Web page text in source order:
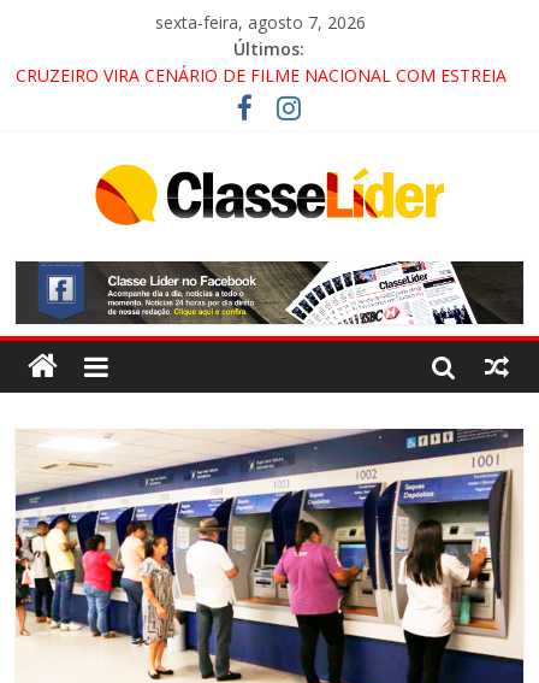
sexta-feira, agosto 7, 2026
Últimos:
CRUZEIRO VIRA CENÁRIO DE FILME NACIONAL COM ESTREIA
PROMOTOR DO GAECO
ACESSO À APARECIDA NA DUTRA SERÁ BLOQUEADO NO FIM
ALTERNATIVAS
LORENA, PINDAMONHANGABA E QUELUZ NA RETA FINAL
PELA FÁBRICA DA COCA-COLA!